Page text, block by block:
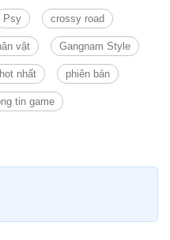
Psy crossy road
vật Gangnam Style
nhất phiên bản
tin game